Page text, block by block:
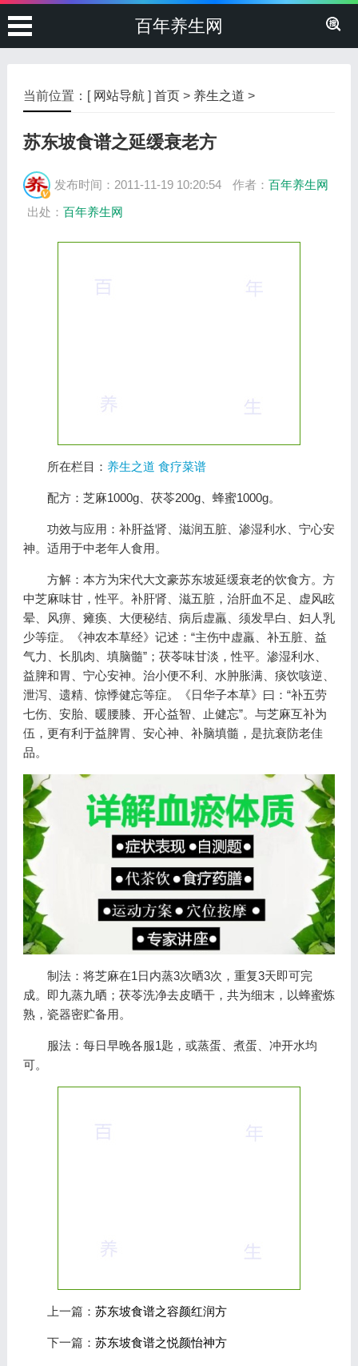
百年养生网
当前位置：[ 网站导航 ] 首页> 养生之道 >
苏东坡食谱之延缓衰老方
发布时间：2011-11-19 10:20:54 作者： 百年养生网
出处： 百年养生网
所在栏目： 养生之道 食疗菜谱
配方：芝麻1000g、茯苓200g、蜂蜜1000g。
功效与应用：补肝益肾、滋润五脏、渗湿利水、宁心安
神。适用于中老年人食用。
方解：本方为宋代大文豪苏东坡延缓衰老的饮食方。方
中芝麻味甘，性平。补肝肾、滋五脏，治肝血不足、虚风眩
晕、风痹、瘫痪、大便秘结、病后虚羸、须发早白、妇人乳
少等症。《神农本草经》记述：“主伤中虚羸、补五脏、益
气力、长肌肉、填脑髓”；茯苓味甘淡，性平。渗湿利水、
益脾和胃、宁心安神。治小便不利、水肿胀满、痰饮咳逆、
泄泻、遗精、惊悸健忘等症。《日华子本草》曰：“补五劳
七伤、安胎、暖腰膝、开心益智、止健忘”。与芝麻互补为
伍，更有利于益脾胃、安心神、补脑填髓，是抗衰防老佳
品。
制法：将芝麻在1日内蒸3次晒3次，重复3天即可完
成。即九蒸九晒；茯苓洗净去皮晒干，共为细末，以蜂蜜炼
熟，瓷器密贮备用。
服法：每日早晚各服1匙，或蒸蛋、煮蛋、冲开水均
可。
上一篇： 苏东坡食谱之容颜红润方
下一篇： 苏东坡食谱之悦颜怡神方